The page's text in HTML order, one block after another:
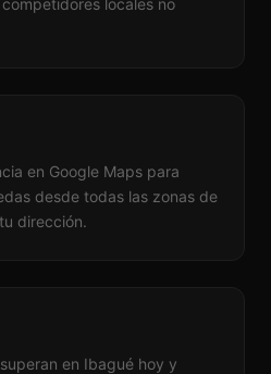
locales no
en Google Maps para
desde todas las zonas de
dirección.
en Ibagué hoy y